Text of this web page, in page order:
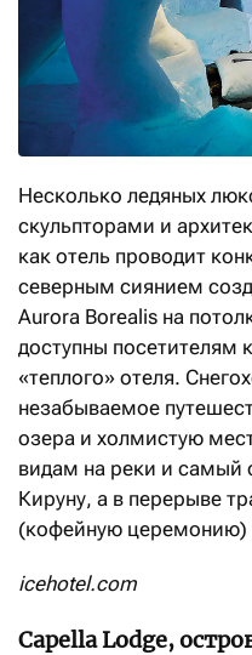
Несколько ледяных
скульпторами и
как отель проводит
северным сиянием
Aurora Borealis на
доступны посетителям
«теплого» отеля.
незабываемое
озера и холмистую
видам на реки и самый
Кируну, а в перерыве
(кофейную церемонию)
icehotel.com
Capella Lodge,